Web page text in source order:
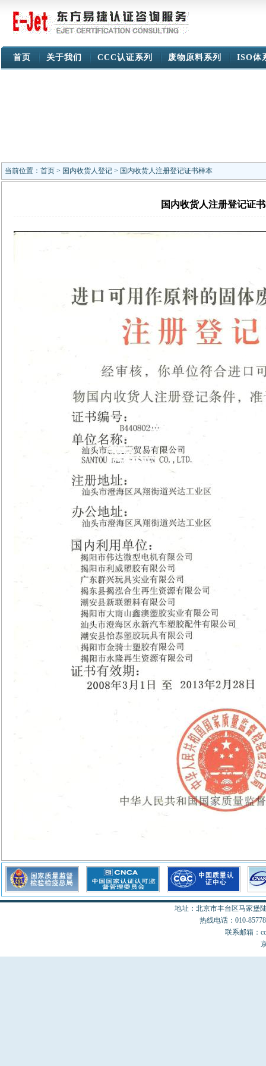
首页 关于我们 CCC认证系列 废物原料系列 ISO体
当前位置： 首页 > 国内收货人登记 > 国内收货人注册登记证书样本
国内收货人注册登记证
地址：北京市丰台区马家堡
热线电话：010-
联系邮箱：